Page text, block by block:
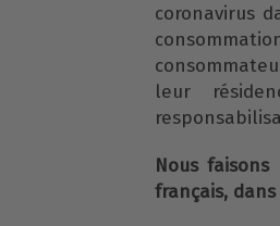
coronavirus
leur
Nous
français,